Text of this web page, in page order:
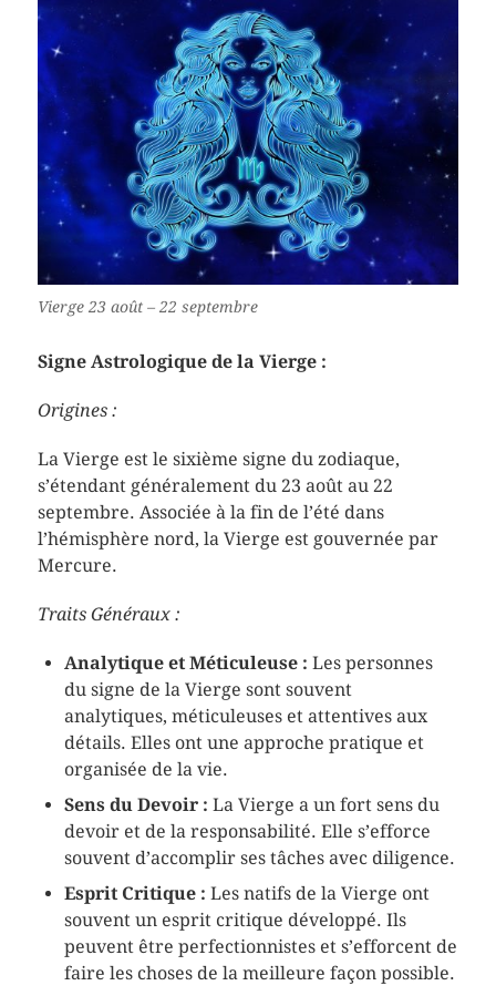
Vierge 23 août – 22 septembre
Signe Astrologique de la Vierge :
Origines :
La Vierge est le sixième signe du zodiaque,
s’étendant généralement du 23 août au 22
septembre. Associée à la fin de l’été dans
l’hémisphère nord, la Vierge est gouvernée par
Mercure.
Traits Généraux :
Analytique et Méticuleuse : Les personnes
du signe de la Vierge sont souvent
analytiques, méticuleuses et attentives aux
détails. Elles ont une approche pratique et
organisée de la vie.
Sens du Devoir : La Vierge a un fort sens du
devoir et de la responsabilité. Elle s’efforce
souvent d’accomplir ses tâches avec diligence.
Esprit Critique : Les natifs de la Vierge ont
souvent un esprit critique développé. Ils
peuvent être perfectionnistes et s’efforcent de
faire les choses de la meilleure façon possible.